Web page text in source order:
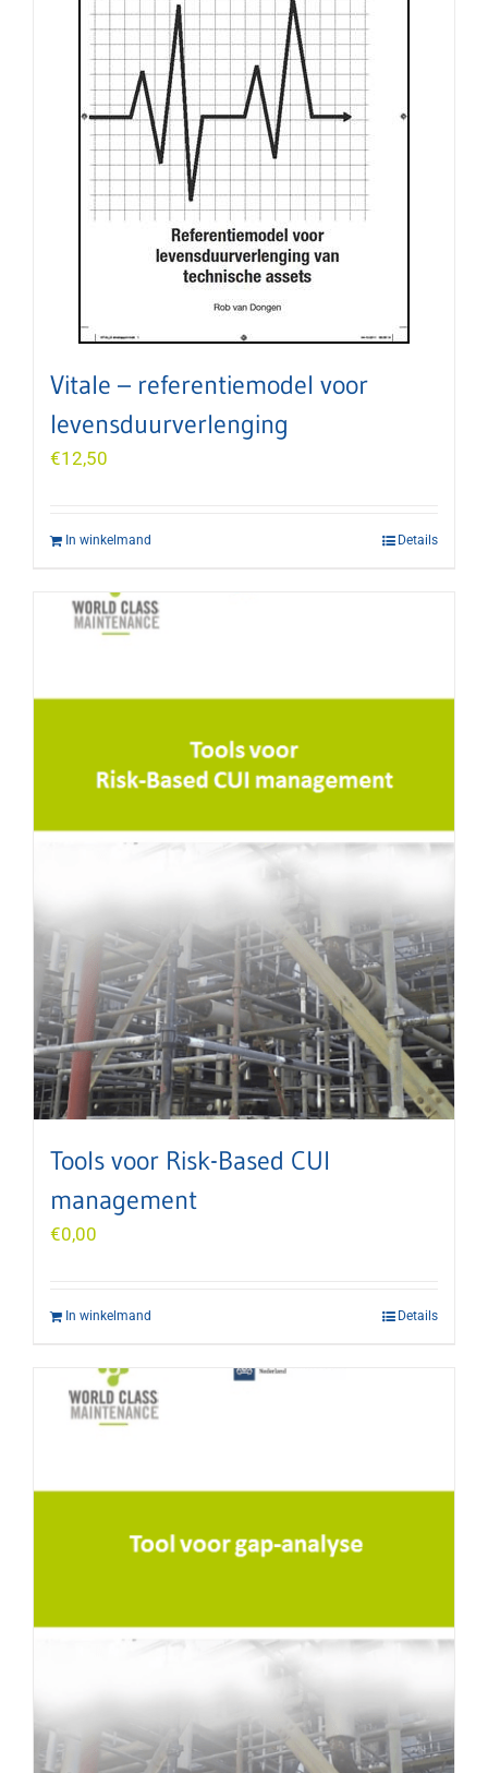
Vitale – referentiemodel voor
levensduurverlenging
€12,50
In winkelmand Details
Tools voor Risk-Based CUI
management
€0,00
In winkelmand Details